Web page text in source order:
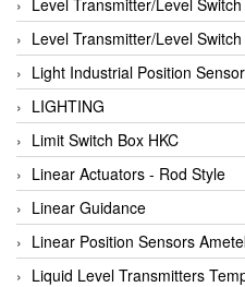
Autec
Auto Flow
Automatic valve
Aventics
Avproglobal
Axiomtek
AZBIL
B&C Electronics
Level Transmitter/Level
Light Industrial Position
LIGHTING
Limit Switch Box HKC
Linear Actuators - Rod Style
Linear Guidance
Linear Position Sensors
Liquid Level Transmitters